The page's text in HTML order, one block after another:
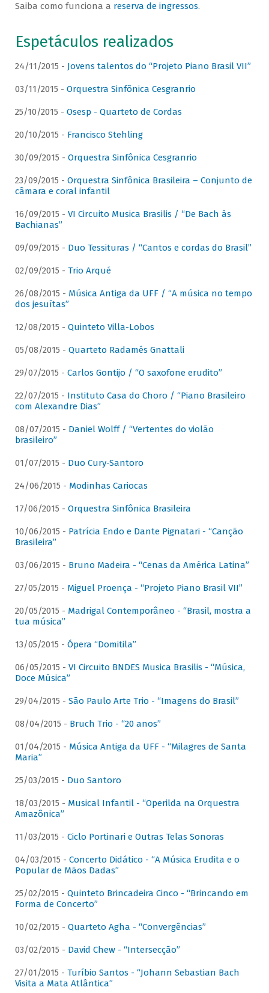
Saiba como funciona a reserva de ingressos.
Espetáculos realizados
24/11/2015 - Jovens talentos do “Projeto Piano Brasil VII”
03/11/2015 - Orquestra Sinfônica Cesgranrio
25/10/2015 - Osesp - Quarteto de Cordas
20/10/2015 - Francisco Stehling
30/09/2015 - Orquestra Sinfônica Cesgranrio
23/09/2015 - Orquestra Sinfônica Brasileira – Conjunto de
câmara e coral infantil
16/09/2015 - VI Circuito Musica Brasilis / “De Bach às
Bachianas”
09/09/2015 - Duo Tessituras / “Cantos e cordas do Brasil”
02/09/2015 - Trio Arqué
26/08/2015 - Música Antiga da UFF / “A música no tempo
dos jesuítas”
12/08/2015 - Quinteto Villa-Lobos
05/08/2015 - Quarteto Radamés Gnattali
29/07/2015 - Carlos Gontijo / “O saxofone erudito”
22/07/2015 - Instituto Casa do Choro / “Piano Brasileiro
com Alexandre Dias”
08/07/2015 - Daniel Wolff / “Vertentes do violão
brasileiro”
01/07/2015 - Duo Cury-Santoro
24/06/2015 - Modinhas Cariocas
17/06/2015 - Orquestra Sinfônica Brasileira
10/06/2015 - Patrícia Endo e Dante Pignatari - “Canção
Brasileira”
03/06/2015 - Bruno Madeira - “Cenas da América Latina”
27/05/2015 - Miguel Proença - “Projeto Piano Brasil VII”
20/05/2015 - Madrigal Contemporâneo - “Brasil, mostra a
tua música”
13/05/2015 - Ópera “Domitila”
06/05/2015 - VI Circuito BNDES Musica Brasilis - “Música,
Doce Música”
29/04/2015 - São Paulo Arte Trio - “Imagens do Brasil”
08/04/2015 - Bruch Trio - “20 anos”
01/04/2015 - Música Antiga da UFF - “Milagres de Santa
Maria”
25/03/2015 - Duo Santoro
18/03/2015 - Musical Infantil - “Operilda na Orquestra
Amazônica”
11/03/2015 - Ciclo Portinari e Outras Telas Sonoras
04/03/2015 - Concerto Didático - “A Música Erudita e o
Popular de Mãos Dadas”
25/02/2015 - Quinteto Brincadeira Cinco - “Brincando em
Forma de Concerto”
10/02/2015 - Quarteto Agha - “Convergências”
03/02/2015 - David Chew - “Intersecção”
27/01/2015 - Turíbio Santos - “Johann Sebastian Bach
Visita a Mata Atlântica”